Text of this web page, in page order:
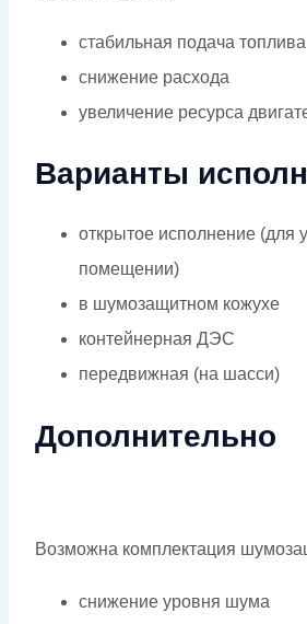
стабильная подача топлива
снижение расхода
увеличение ресурса
Варианты
открытое исполнение (для
помещении)
в шумозащитном кожухе
контейнерная ДЭС
передвижная (на шасси)
Дополнительно
Возможна комплектация
снижение уровня шума